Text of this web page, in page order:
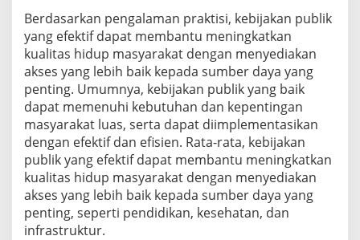
Berdasarkan pengalaman praktisi, kebijakan publik
yang efektif dapat membantu meningkatkan
kualitas hidup masyarakat dengan menyediakan
akses yang lebih baik kepada sumber daya yang
penting. Umumnya, kebijakan publik yang baik
dapat memenuhi kebutuhan dan kepentingan
masyarakat luas, serta dapat diimplementasikan
dengan efektif dan efisien. Rata-rata, kebijakan
publik yang efektif dapat membantu meningkatkan
kualitas hidup masyarakat dengan menyediakan
akses yang lebih baik kepada sumber daya yang
penting, seperti pendidikan, kesehatan, dan
infrastruktur.